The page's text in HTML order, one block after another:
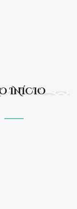
INÍCIO